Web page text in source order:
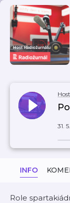
31.
INFO
Role